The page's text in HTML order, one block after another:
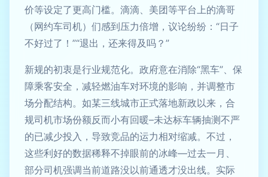
价等设定了更高门槛。滴滴、美团等平台上的滴哥
（网约车司机）们感到压力倍增，议论纷纷：“日子
不好过了！”“退出，还来得及吗？”
新规的初衷是行业规范化。政府意在消除“黑车”、保
障乘客安全，减轻燃油车对环境的影响，并调整市
场分配结构。如某三线城市正式落地新政以来，合
规司机市场份额反而小有回暖–未达标车辆抽测不严
的已减少投入，导致竞品的运力相对缩减。不过，
这些利好的数据稀释不掉眼前的冰峰—过去一月、
部分司机强调当前道路没以前通透才没出线。实际